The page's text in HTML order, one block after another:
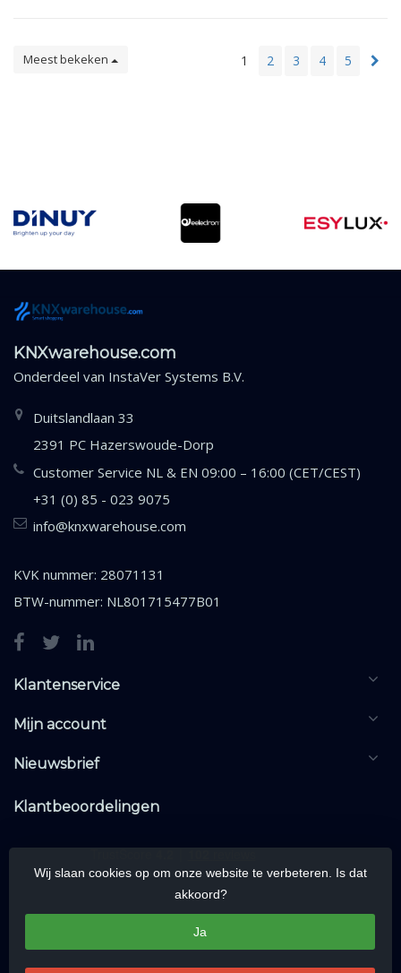
Meest bekeken 1 2 3 4 5
KNXwarehouse.com
Onderdeel van InstaVer Systems B.V.
Duitslandlaan 33
2391 PC Hazerswoude-Dorp
Customer Service NL & EN 09:00 – 16:00 (CET/CEST)
+31 (0) 85 - 023 9075
info@knxwarehouse.com
KVK nummer: 28071131
BTW-nummer: NL801715477B01
Klantenservice
Mijn account
Nieuwsbrief
Klantbeoordelingen
Wij slaan cookies op om onze website te verbeteren. Is dat
akkoord?
Ja